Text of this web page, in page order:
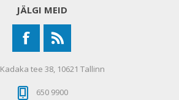
JÄLGI MEID
Kadaka tee 38, 10621 Tallinn
650 9900